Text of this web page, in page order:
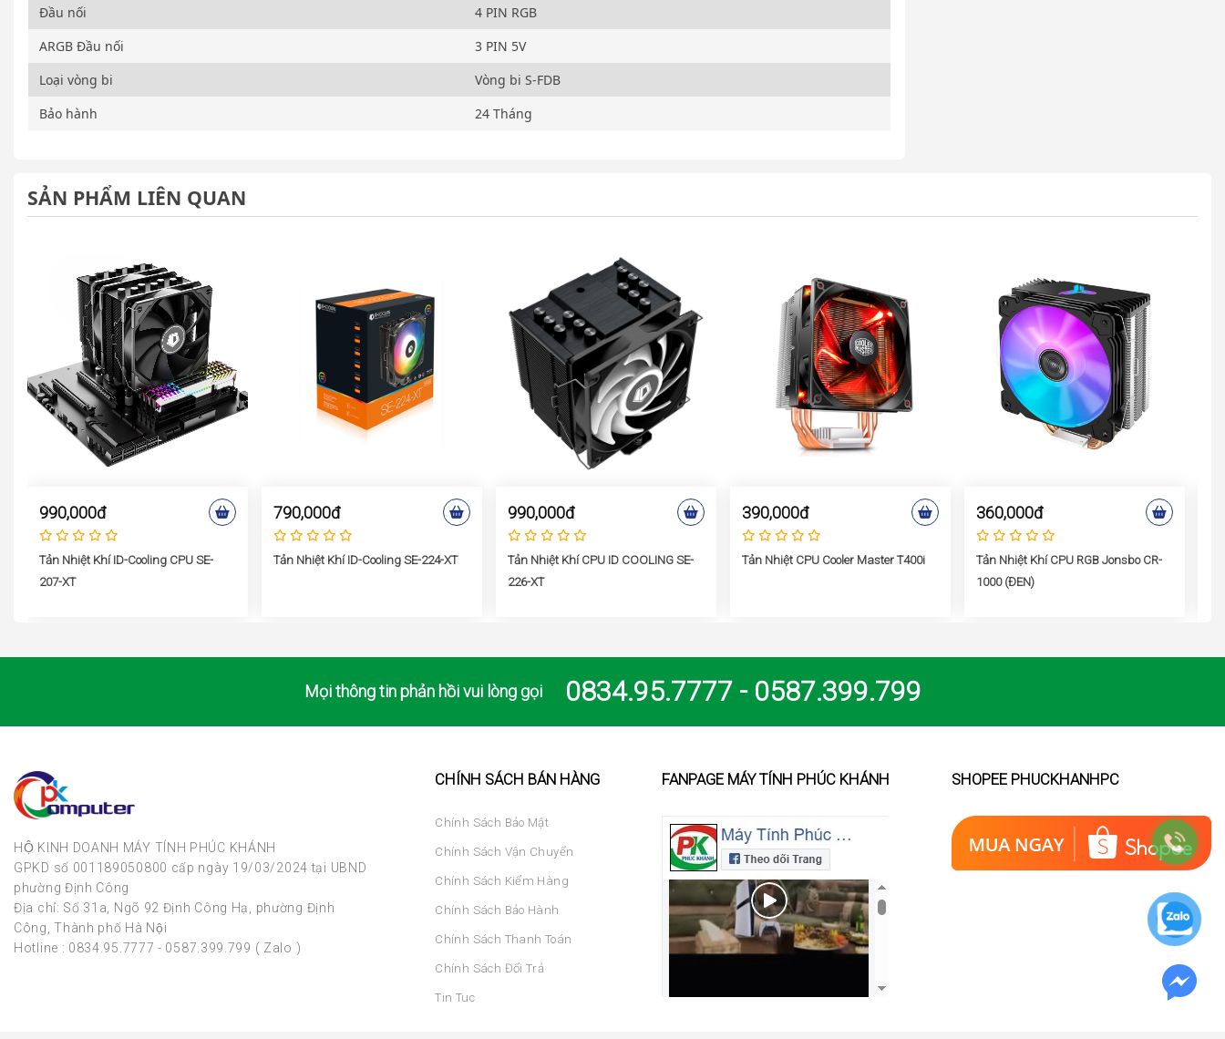
Đầu nối
4 PIN RGB
ARGB Đầu nối
3 PIN 5V
Loại vòng bi
Vòng bi S-FDB
Bảo hành
24 Tháng
SẢN PHẨM LIÊN QUAN
990,000đ
Tản Nhiệt Khí ID-Cooling CPU SE-
207-XT
790,000đ
Tản Nhiệt Khí ID-Cooling SE-224-XT
990,000đ
Tản Nhiệt Khí CPU ID COOLING SE-
226-XT
390,000đ
Tản Nhiệt CPU Cooler Master T400i
360,000đ
Tản Nhiệt Khí CPU RGB Jonsbo CR-
1000 (ĐEN)
Mọi thông tin phản hồi vui lòng gọi 0834.95.7777 - 0587.399.799
HỘ KINH DOANH MÁY TÍNH PHÚC KHÁNH
GPKD số 001189050800 cấp ngày 19/03/2024 tại UBND
phường Định Công
Địa chỉ: Số 31a, Ngõ 92 Định Công Hạ, phường Định
Công, Thành phố Hà Nội
Hotline : 0834.95.7777 - 0587.399.799 ( Zalo )
CHÍNH SÁCH BÁN HÀNG
Chính Sách Bảo Mật
Chính Sách Vận Chuyển
Chính Sách Kiểm Hàng
Chính Sách Bảo Hành
Chính Sách Thanh Toán
Chính Sách Đổi Trả
Tin Tuc
FANPAGE MÁY TÍNH PHÚC KHÁNH SHOPEE PHUCKHANHPC